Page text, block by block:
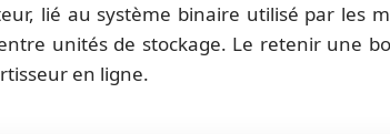
lié au système binaire utilisé par les
unités de stockage. Le retenir une
en ligne.